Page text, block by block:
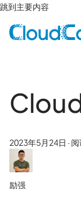
跳到主要内容
2023年5月24日 ·
励强